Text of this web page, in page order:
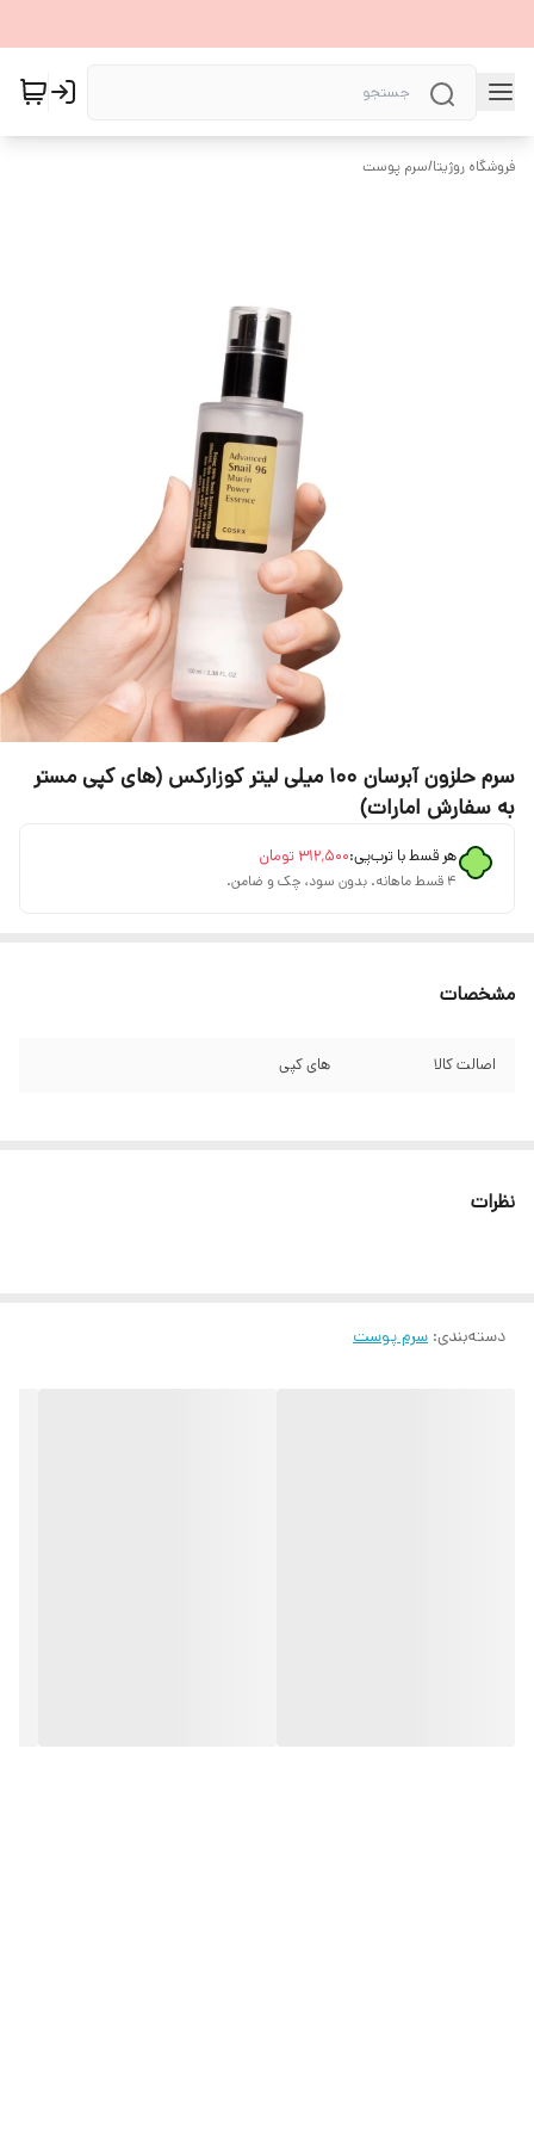
فروشگاه روژیتا/سرم پوست
سرم حلزون آبرسان 100 میلی لیتر کوزارکس (های کپی مستر
به سفارش امارات)
هر قسط با ترب‌پی:۳۱۲٬۵۰۰ تومان
۴ قسط ماهانه. بدون سود، چک و ضامن.
مشخصات
اصالت کالا های کپی
نظرات
دسته‌بندی: سرم پوست